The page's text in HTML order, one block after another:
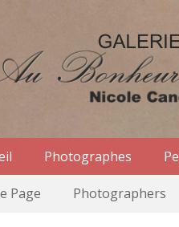
Bonheur du
officiel de la Galerie d'Art Au
Photographes
Page Photographers